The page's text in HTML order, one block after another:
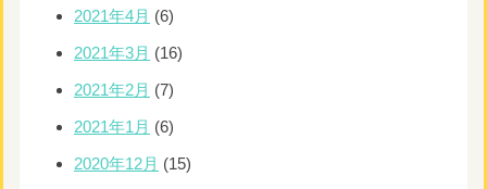
2021年4月 (6)
2021年3月 (16)
2021年2月 (7)
2021年1月 (6)
2020年12月 (15)